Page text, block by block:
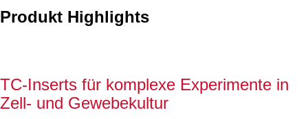
Produkt Highlights
TC-Inserts für komplexe Experimente in
Zell- und Gewebekultur